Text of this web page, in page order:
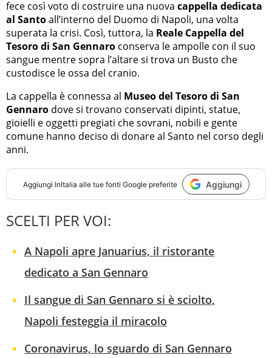
fece così voto di costruire una nuova cappella dedicata
al Santoall’interno del Duomo di Napoli, una volta
superata la crisi. Così, tuttora, la Reale Cappella del
Tesoro di San Gennaro conserva le ampolle con il suo
sangue mentre sopra l’altare si trova un Busto che
custodisce le ossa del cranio.
La cappella è connessa al Museo del Tesoro di San
Gennaro dove si trovano conservati dipinti, statue,
gioielli e oggetti pregiati che sovrani, nobili e gente
comune hanno deciso di donare al Santo nel corso degli
anni.
Aggiungi InItalia alle tue fonti Google preferite Aggiungi
SCELTI PER VOI:
A Napoli apre Januarius, il ristorante
dedicato a San Gennaro
Il sangue di San Gennaro si è sciolto,
Napoli festeggia il miracolo
Coronavirus, lo sguardo di San Gennaro